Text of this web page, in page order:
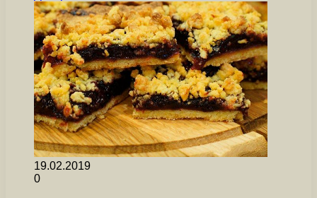
19.02.2019
0